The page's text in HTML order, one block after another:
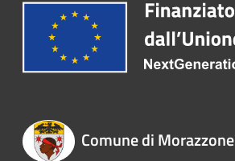
Comune di Morazzone